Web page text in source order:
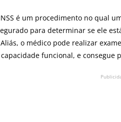
é um procedimento no qual
para determinar se ele
o médico pode realizar
funcional, e consegue